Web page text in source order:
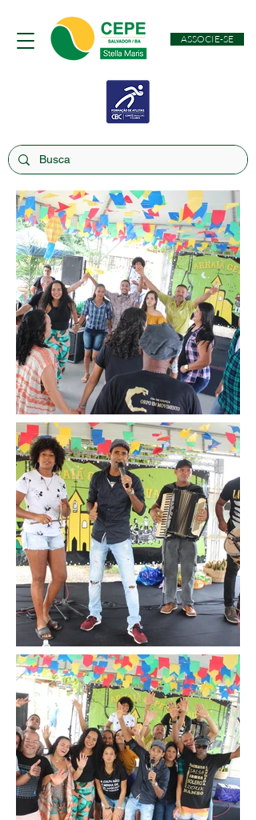
ASSOCIE-SE